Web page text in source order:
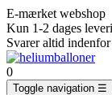
E-mærket webshop
Kun 1-2 dages
Svarer altid
0
Toggle navigation ☰